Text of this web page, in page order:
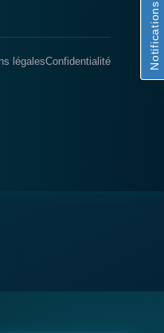
légalesConfidentialité Notifications